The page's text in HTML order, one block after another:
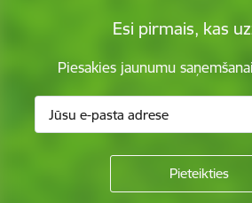
Esi pirmais, kas
Piesakies jaunumu